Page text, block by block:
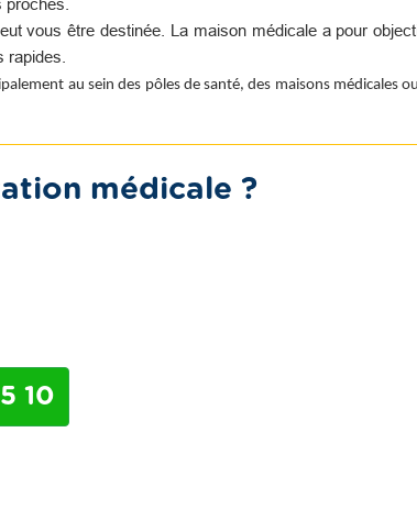
vous être destinée. La maison médicale a pour
au sein des pôles de santé, des maisons médicales
médicale ?
10